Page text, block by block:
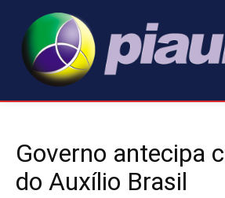
Governo antecipa
do Auxílio Brasil